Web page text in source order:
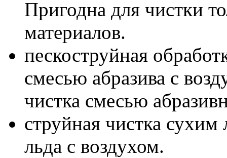
Пригодна для чистки
материалов.
пескоструйная
смесью абразива с
чистка смесью
струйная чистка
льда с воздухом.